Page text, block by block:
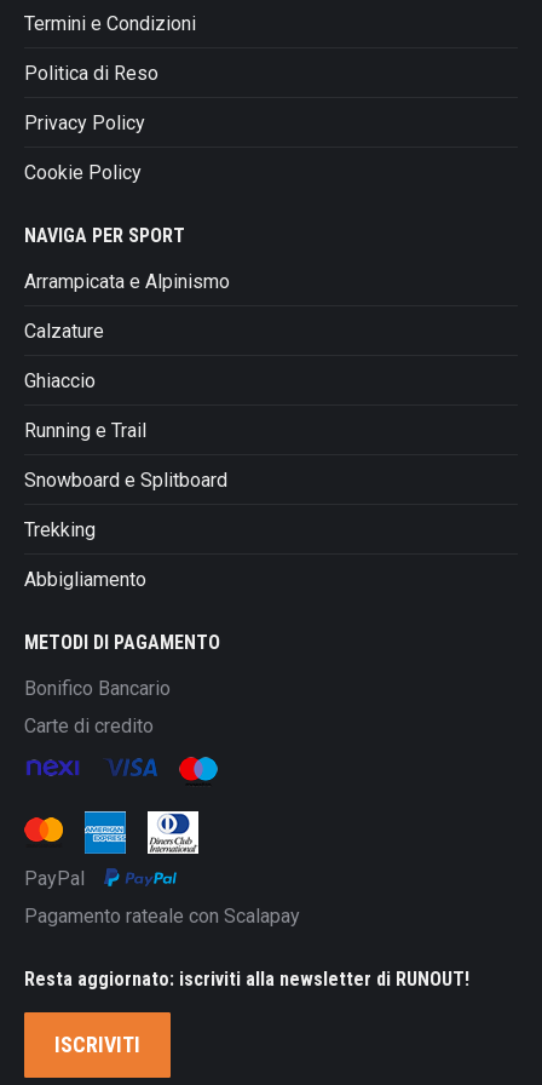
Termini e Condizioni
Politica di Reso
Privacy Policy
Cookie Policy
NAVIGA PER SPORT
Arrampicata e Alpinismo
Calzature
Ghiaccio
Running e Trail
Snowboard e Splitboard
Trekking
Abbigliamento
METODI DI PAGAMENTO
Bonifico Bancario
Carte di credito
PayPal
Pagamento rateale con Scalapay
Resta aggiornato: iscriviti alla newsletter di RUNOUT!
ISCRIVITI